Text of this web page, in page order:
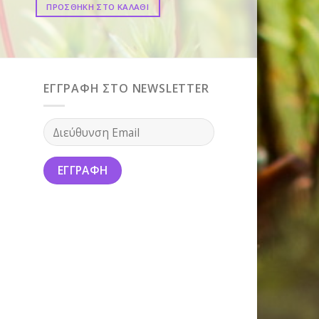
ΠΡΟΣΘΗΚΗ ΣΤΟ ΚΑΛΑΘΙ ΠΡΟΣΘΗΚΗ ΣΤΟ
ΕΓΓΡΑΦΗ ΣΤΟ NEWSLETTER